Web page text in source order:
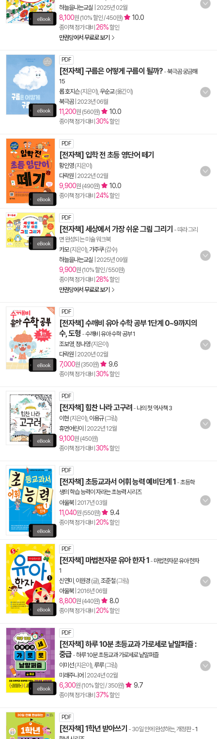
하늘을나는교실 2025년 02월
8,100원 (10% 할인 / 450원) 10.0
종이책 정가 대비 26%할인
만권당에서 무료로 보기
PDF
[전자책] 구름은 어떻게 구름이 될까? -북극곰 궁금해
15
롭 호지슨(지은이), 우순교(옮긴이)
북극곰| 2023년 06월
11,200원 (560원) 10.0
종이책 정가 대비 30%할인
PDF
[전자책] 입학 전 초등 영단어 떼기
황인영(지은이)
다락원 2022년 02월
9,900원 (490원) 10.0
종이책 정가 대비 24%할인
PDF
[전자책] 세상에서 가장 쉬운 그림 그리기 - 따라 그리
면 완성되는 미술 워크북
카모(지은이), 가주쿠(감수)
하늘을나는교실 2025년 09월
9,900원 (10% 할인 / 550원)
종이책 정가 대비 28%할인
만권당에서 무료로 보기
PDF
[전자책] 수깨비 유아 수학 공부 1단계 0~9까지의
수, 도형 -수깨비 유아 수학 공부 1
조보영, 정나영(지은이)
다락원 2020년 02월
7,000원 (350원) 9.6
종이책 정가 대비 30%할인
PDF
[전자책] 힘찬 나라 고구려 - 나의 첫 역사책 3
이현 (지은이), 이용규(그림)
휴먼어린이
2022년 12월
9,100원 (450원)
종이책 정가 대비 30%할인
PDF
[전자책] 초등교과서 어휘 능력 예비단계 1 -초등학
생의 학습 능력이 자라는 초능력 시리즈
아울북| 2017년 03월
11,040원 (550원) 9.4
종이책 정가 대비 20%할인
PDF
[전자책] 마법천자문 유아 한자 1 - 마법천자문 유아 한자
1
신연미 이원경 (글), 조준철 (그림)
아울북| 2016년 06월
8,800원 (440원) 8.0
종이책 정가 대비 20%할인
PDF
[전자책] 하루 10분 초등교과 가로세로 낱말퍼즐 :
중급 -하루 10분 초등교과 가로세로 낱말퍼즐
이미선(지은이), 루루(그림)
미래주니어 2024년 02월
6,300원 (10% 할인 / 350원) 9.7
종이책 정가 대비 37%할인
PDF
[전자책] 1학년 받아쓰기 - 30일 만에 완성하는, 개정판-1